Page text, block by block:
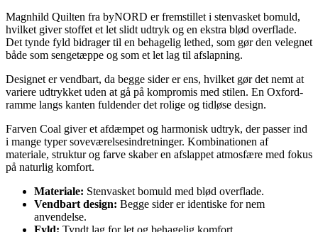
Magnhild Quilten fra byNORD er fremstillet i stenvasket bomuld,
hvilket giver stoffet et let slidt udtryk og en ekstra blød overflade.
Det tynde fyld bidrager til en behagelig lethed, som gør den velegnet
både som sengetæppe og som et let lag til afslapning.
Designet er vendbart, da begge sider er ens, hvilket gør det nemt at
variere udtrykket uden at gå på kompromis med stilen. En Oxford-
ramme langs kanten fuldender det rolige og tidløse design.
Farven Coal giver et afdæmpet og harmonisk udtryk, der passer ind
i mange typer soveværelsesindretninger. Kombinationen af
materiale, struktur og farve skaber en afslappet atmosfære med fokus
på naturlig komfort.
Materiale: Stenvasket bomuld med blød overflade.
Vendbart design: Begge sider er identiske for nem
anvendelse.